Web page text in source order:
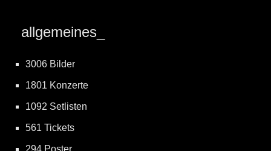
allgemeines_
3006 Bilder
1801 Konzerte
1092 Setlisten
561 Tickets
294 Poster